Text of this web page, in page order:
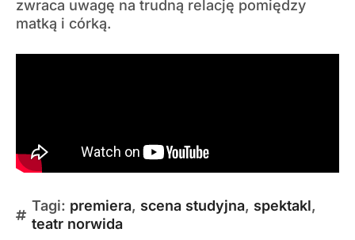
zwraca uwagę na trudną relację pomiędzy
matką i córką.
Tagi: premiera, scena studyjna, spektakl,
teatr norwida